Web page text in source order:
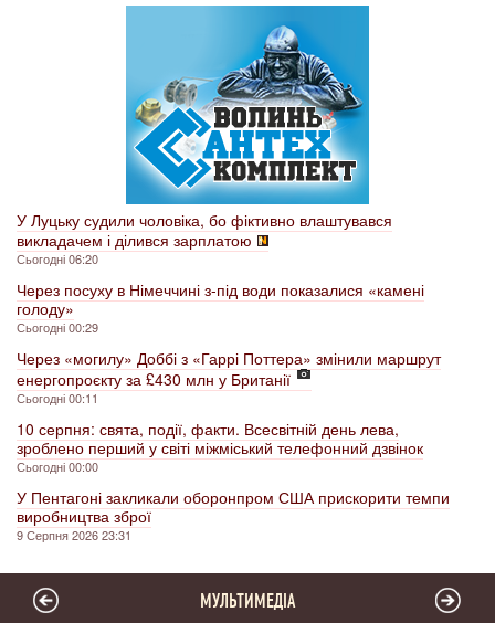
У Луцьку судили чоловіка, бо фіктивно влаштувався
викладачем і ділився зарплатою
Сьогодні 06:20
Через посуху в Німеччині з-під води показалися «камені
голоду»
Сьогодні 00:29
Через «могилу» Доббі з «Гаррі Поттера» змінили маршрут
енергопроєкту за £430 млн у Британії
Сьогодні 00:11
10 серпня: свята, події, факти. Всесвітній день лева,
зроблено перший у світі міжміський телефонний дзвінок
Сьогодні 00:00
У Пентагоні закликали оборонпром США прискорити темпи
виробництва зброї
9 Серпня 2026 23:31
МУЛЬТИМЕДІА